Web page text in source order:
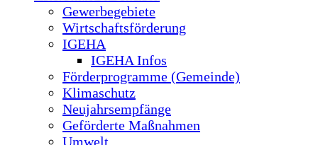
Gewerbegebiete
Wirtschaftsförderung
IGEHA
IGEHA Infos
Förderprogramme (Gemeinde)
Klimaschutz
Neujahrsempfänge
Geförderte Maßnahmen
Umwelt